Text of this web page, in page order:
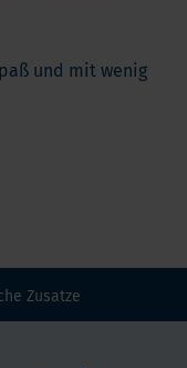
und mit wenig
Zusatze